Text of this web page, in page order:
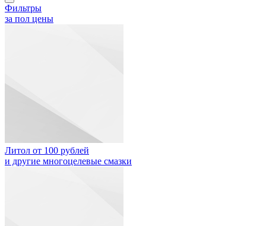
Фильтры
за пол цены
Литол от 100 рублей
и другие многоцелевые смазки